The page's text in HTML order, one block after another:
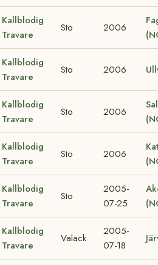
Kallblodig
Travare
Sto 2006
Kallblodig
Travare
Sto 2006
Kallblodig
Travare
Sto 2006
Kallblodig
Travare
Sto 2006
Kallblodig
Travare
Sto
2005-
07-25
Kallblodig
Travare
Valack
2005-
07-18